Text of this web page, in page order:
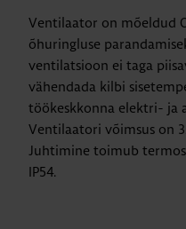
Ventilaator on mõeldud
õhuringluse
ventilatsioon ei taga
vähendada kilbi
töökeskkonna elektri- ja
Ventilaatori võimsus on
Juhtimine toimub
IP54.